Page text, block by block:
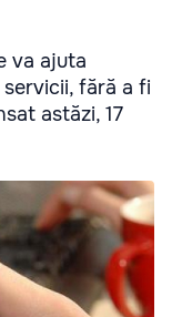
va ajuta
fără a fi
astăzi, 17